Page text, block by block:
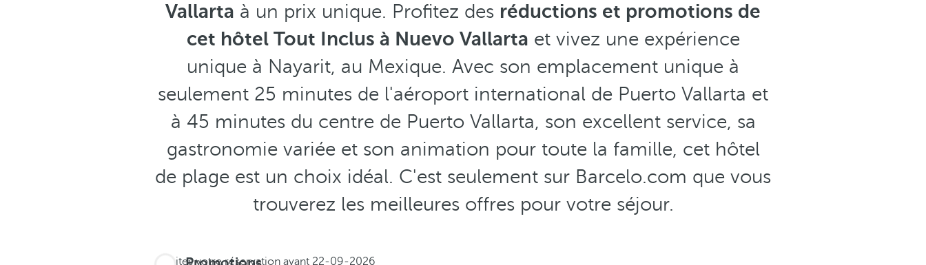
Vallarta à un prix unique. Profitez des réductions et promotions de
cet hôtel Tout Inclus à Nuevo Vallarta et vivez une expérience
unique à Nayarit, au Mexique. Avec son emplacement unique à
seulement 25 minutes de l'aéroport international de Puerto Vallarta et
à 45 minutes du centre de Puerto Vallarta, son excellent service, sa
gastronomie variée et son animation pour toute la famille, cet hôtel
de plage est un choix idéal. C'est seulement sur Barcelo.com que vous
trouverez les meilleures offres pour votre séjour.
Faites votre réservation avant 22-09-2026